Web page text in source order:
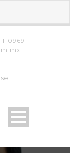
0969